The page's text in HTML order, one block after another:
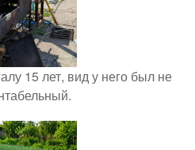
15 лет, вид у него был не